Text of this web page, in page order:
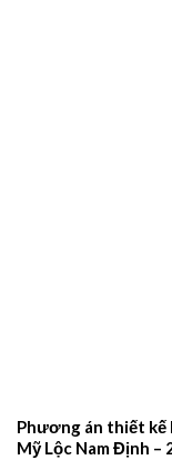
Phương án thiết kế
Mỹ Lộc Nam Định –